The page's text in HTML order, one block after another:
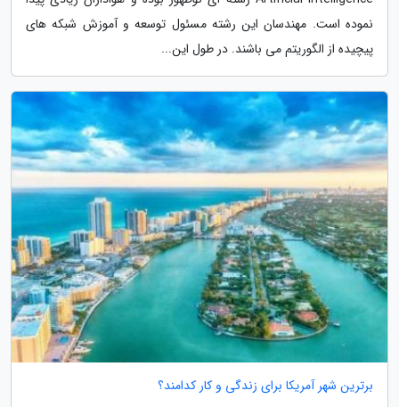
نموده است. مهندسان این رشته مسئول توسعه و آموزش شبکه های
پیچیده از الگوریتم می باشند. در طول این...
برترین شهر آمریکا برای زندگی و کار کدامند؟